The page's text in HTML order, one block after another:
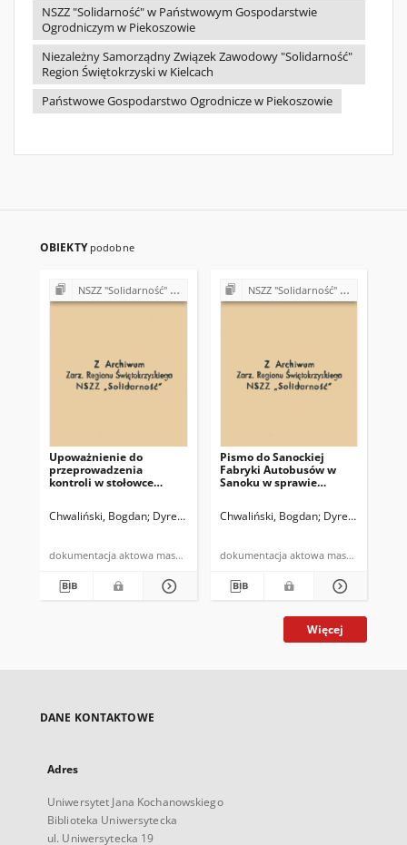
NSZZ "Solidarność" w Państwowym Gospodarstwie
Ogrodniczym w Piekoszowie
Niezależny Samorządny Związek Zawodowy "Solidarność"
Region Świętokrzyski w Kielcach
Państwowe Gospodarstwo Ogrodnicze w Piekoszowie
OBIEKTY podobne
NSZZ "Solidarność" w Państwowym Gospodarstwie Ogrodniczym w Piekoszowie
Upoważnienie do
przeprowadzenia
kontroli w stołowce
Chwaliński, Bogdan Dyrektor Państwowego Gospodarstwa
dokumentacja aktowa maszynopis
NSZZ "Solidarność" w Państwowym Gospodarstwie Ogrodniczym w Piekoszowie
Pismo do Sanockiej
Fabryki Autobusów w
Sanoku w sprawie
Chwaliński, Bogdan Dyrektor
dokumentacja aktowa maszynopis
Więcej
DANE KONTAKTOWE
Adres
Uniwersytet Jana Kochanowskiego
Biblioteka Uniwersytecka
ul. Uniwersytecka 19